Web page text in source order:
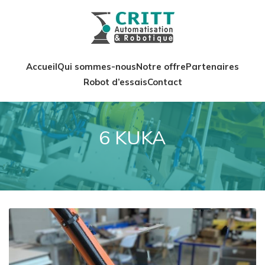
AccueilQui sommes-nousNotre offrePartenaires
Robot d’essaisContact
6 KUKA